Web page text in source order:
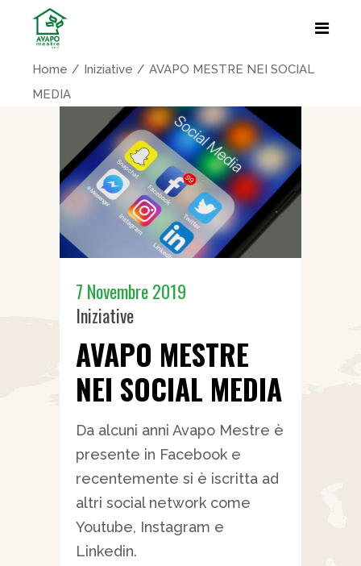
Home Iniziative
AVAPO MESTRE NEI SOCIAL
MEDIA
7 Novembre 2019
Iniziative
AVAPO MESTRE
NEI SOCIAL MEDIA
Da alcuni anni Avapo Mestre è
presente in Facebook e
recentemente si è iscritta ad
altri social network come
Youtube, Instagram e
Linkedin.